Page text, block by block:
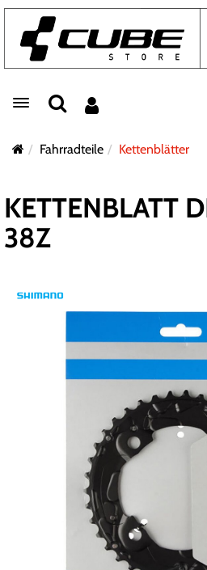
Toggle navigation
Fahrradteile Kettenblätter
KETTENBLATT
38Z